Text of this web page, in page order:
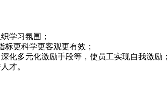
学习氛围；
更科学更客观更有效；
化多元化激励手段等，使员工实现自我激励；
才。